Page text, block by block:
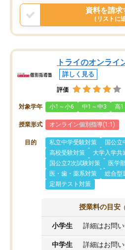
戻せ、授業内容や講師の方は良か
と思います。
資料を請求
（リストに
トライのオンライ
詳しく見る
評価
対象学年 小1～小6 中1～中3 高1
授業形式 オンライン個別指導(1:1)
目的 私立中学受験対策
国公立
高校受験対策
大学入学共
国公立2次試験対策
医学
医・歯・薬系対策
総合型
定期テスト対策
授業料の目安
小学生 詳細はお問
中学生 詳細はお問